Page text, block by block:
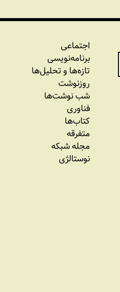
اجتماعی
برنامه‏‌نویسی
تازه‌‌ها و تحلیل‌ها
روزنوشت
شب نوشت‌ها
فناوری
کتاب‌ها
متفرقه
مجله شبکه
نوستالژی